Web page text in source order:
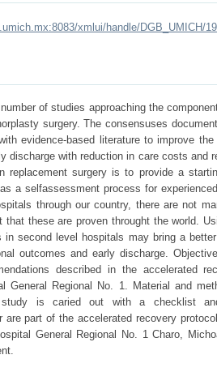
xmlui/handle/DGB_UMICH/
of studies approaching the
surgery. The consensuses
evidence-based literature to improve
discharge with reduction in care costs and
replacement surgery is to provide a
a selfassessment process for
through our country, there are not
these are proven throught the world.
in second level hospitals may bring a
outcomes and early discharge.
described in the accelerated
General Regional No. 1. Material and
study is caried out with a checklist
are part of the accelerated recovery
General Regional No. 1 Charo,